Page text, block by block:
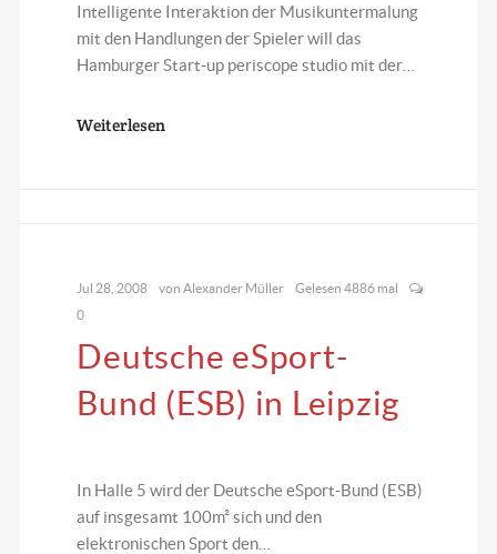
Intelligente Interaktion der Musikuntermalung
mit den Handlungen der Spieler will das
Hamburger Start-up periscope studio mit der…
Weiterlesen
Jul 28, 2008 von Alexander Müller
Gelesen 4886 mal
0
Deutsche eSport-
Bund (ESB) in Leipzig
In Halle 5 wird der Deutsche eSport-Bund (ESB)
auf insgesamt 100m² sich und den
elektronischen Sport den…